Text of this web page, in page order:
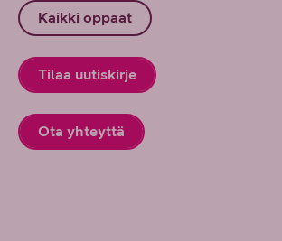
Kaikki oppaat
Tilaa uutiskirje
Ota yhteyttä